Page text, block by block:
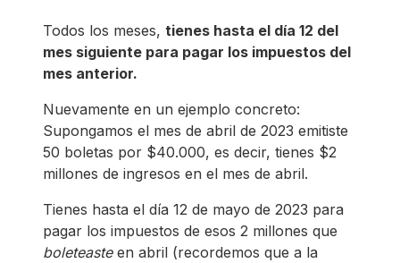
Todos los meses, tienes hasta el día 12 del
mes siguiente para pagar los impuestos del
mes anterior.
Nuevamente en un ejemplo concreto:
Supongamos el mes de abril de 2023 emitiste
50 boletas por $40.000, es decir, tienes $2
millones de ingresos en el mes de abril.
Tienes hasta el día 12 de mayo de 2023 para
pagar los impuestos de esos 2 millones que
boleteasteen abril (recordemos que a la